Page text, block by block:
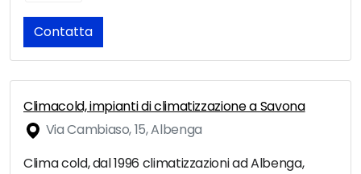
Contatta
Climacold, impianti di climatizzazione a Savona
Via Cambiaso, 15, Albenga
Clima cold, dal 1996 climatizzazioni ad Albenga,